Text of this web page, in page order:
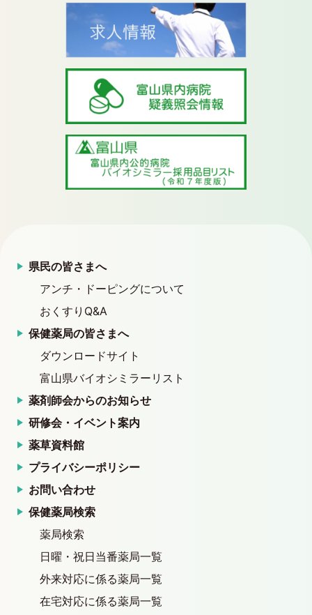
県民の皆さまへ
アンチ・ドーピングについて
おくすりQ&A
保健薬局の皆さまへ
ダウンロードサイト
富山県バイオシミラーリスト
薬剤師会からのお知らせ
研修会・イベント案内
薬草資料館
プライバシーポリシー
お問い合わせ
保健薬局検索
薬局検索
日曜・祝日当番薬局一覧
外来対応に係る薬局一覧
在宅対応に係る薬局一覧